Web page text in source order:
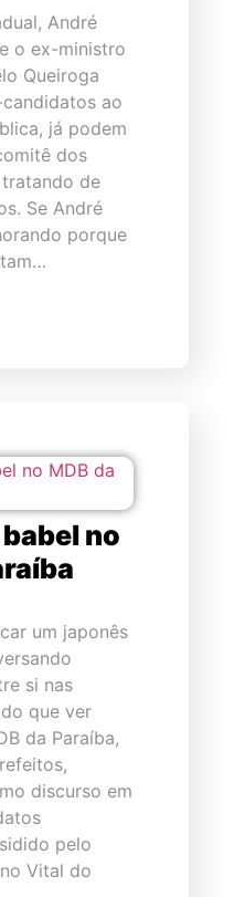
André
o ex-ministro
Queiroga
ao
já podem
dos
de
Se André
porque
no
um japonês
si nas
que ver
da Paraíba,
discurso em
pelo
Vital do